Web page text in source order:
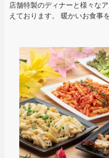
店舗特製のディナーと様々な
えております。 暖かいお食事